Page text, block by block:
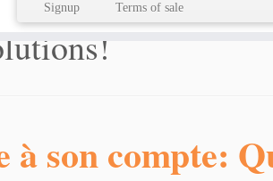
Signup Terms of sale
à son compte: